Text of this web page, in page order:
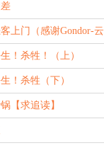
上门（感谢Gondor-云
！杀牲！（上）
！杀牲（下）
【求追读】